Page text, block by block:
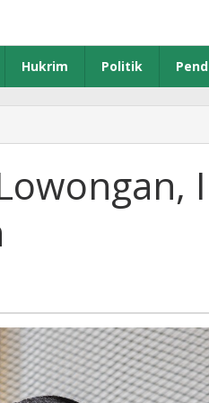
Hukrim Politik